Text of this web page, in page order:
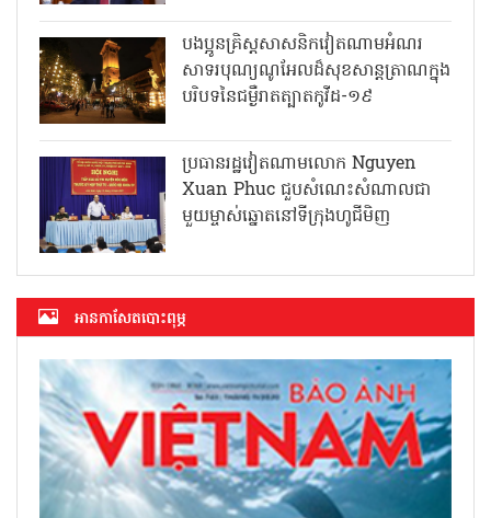
បងប្អូនគ្រិស្តសាសនិកវៀតណាមអំណរ
សាទរបុណ្យណូអែលដ៏សុខសាន្តត្រាណក្នុង
បរិបទនៃជម្ងឺរាតត្បាតកូវីដ-១៩
ប្រធានរដ្ឋវៀតណាមលោក Nguyen
Xuan Phuc ជួបសំណេះសំណាលជា
មួយម្ចាស់ឆ្នោតនៅទីក្រុងហូជីមិញ
អាន​កាសែត​បោះពុម្ភ